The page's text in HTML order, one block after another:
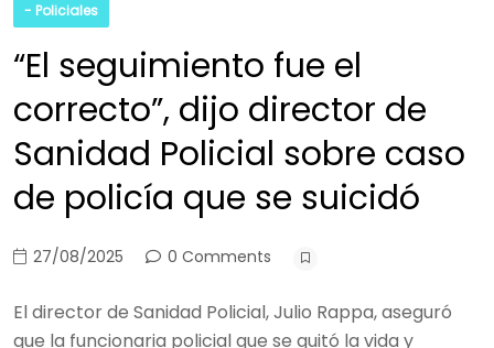
- Policiales
“El seguimiento fue el
correcto”, dijo director de
Sanidad Policial sobre caso
de policía que se suicidó
27/08/2025 0 Comments
El director de Sanidad Policial, Julio Rappa, aseguró
que la funcionaria policial que se quitó la vida y